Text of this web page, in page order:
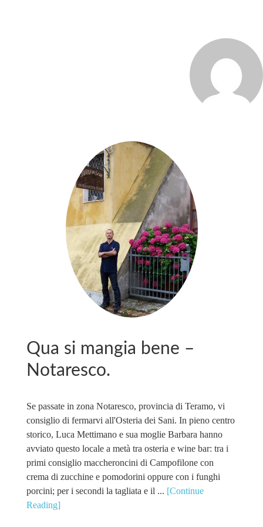
Qua si mangia bene –
Notaresco.
Se passate in zona Notaresco, provincia di Teramo, vi
consiglio di fermarvi all'Osteria dei Sani. In pieno centro
storico, Luca Mettimano e sua moglie Barbara hanno
avviato questo locale a metà tra osteria e wine bar: tra i
primi consiglio maccheroncini di Campofilone con
crema di zucchine e pomodorini oppure con i funghi
porcini; per i secondi la tagliata e il ... [Continue
Reading]